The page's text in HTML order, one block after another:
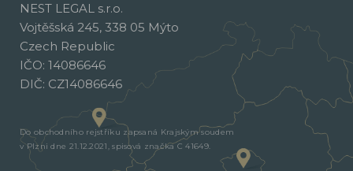
NEST LEGAL s.r.o.
Vojtěšská 245, 338 05 Mýto
Czech Republic
IČO: 14086646
DIČ: CZ14086646
Do obchodního rejstříku zapsaná Krajským soudem
v Plzni dne 21.12.2021, spisová značka C 41649.